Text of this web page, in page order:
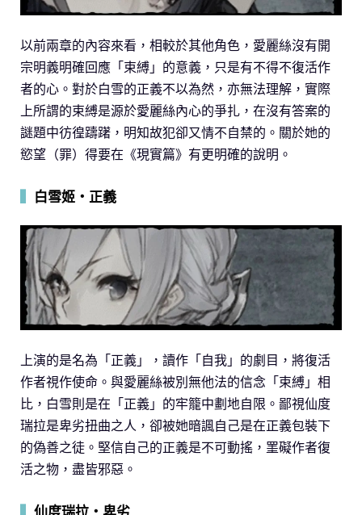
以前兩章的內容來看，相較於其他角色，愛麗絲沒有開
宗明義明確回應「束縛」的意義，只是有不得不復活作
者的心。對於白雪的正義不以為然，亦無法理解，實際
上所謂的束縛是源於愛麗絲內心的爭扎，在沒有答案的
謎題中彷徨躊躇，明知故犯卻又情不自禁的。關於她的
慾望（罪）得要在《現實篇》有更明確的說明。
白雪姬・正義
上演的是名為「正義」，讀作「自我」的劇目，將復活
作者視作使命。與愛麗絲被別無他法的信念「束縛」相
比，白雪則是在「正義」的牢籠中劃地自限。鄙視仙度
瑞拉是卑劣扭曲之人，卻被她暗諷自己是在正義包裝下
的偽善之徒。堅信自己的正義是不可動搖，罣礙作者復
活之物，盡皆邪惡。